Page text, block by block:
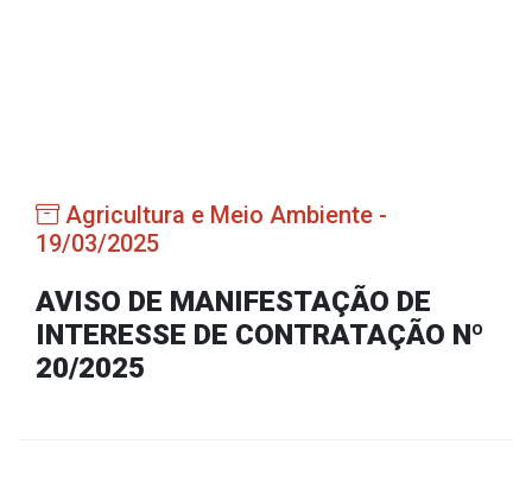
Educação, Cultura, Desporto e Turismo
Saúde
Agricultura e Meio Ambiente -
19/03/2025
AVISO DE MANIFESTAÇÃO DE
INTERESSE DE CONTRATAÇÃO Nº
20/2025